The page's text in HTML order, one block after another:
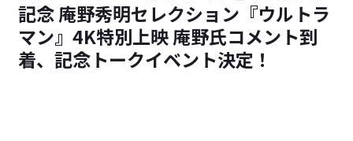
記念 庵野秀明セレクション『ウルトラ
マン』4K特別上映 庵野氏コメント到
着、記念トークイベント決定！